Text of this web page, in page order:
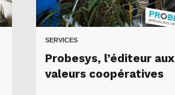
SERVICES
Probesys, l’éditeur aux
valeurs coopératives